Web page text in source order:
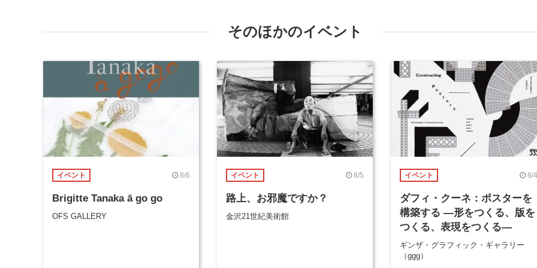
そのほかのイベント
イベント 8/6
Brigitte Tanaka ā go go
OFS GALLERY
イベント 8/5
路上、お邪魔ですか？
金沢21世紀美術館
イベント 8/4
ダフィ・クーネ：ポスターを
構築する ―形をつくる、版を
つくる、表現をつくる―
ギンザ・グラフィック・ギャラリー
（ggg）